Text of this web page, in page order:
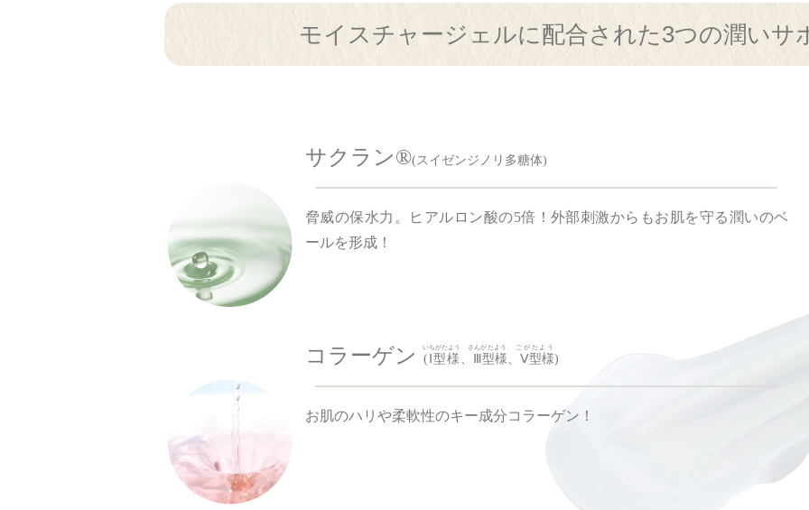
モイスチャージェルに配合された3つの潤いサ
サクラン®(スイゼンジノリ多糖体)
脅威の保水力。ヒアルロン酸の5倍！外部刺激からもお肌を守る潤いのベ
ールを形成！
コラーゲン (Ⅰ型様
いちがたよう
、Ⅲ型様
さんがたよう
、Ⅴ型様
ごがたよう
)
お肌のハリや柔軟性のキー成分コラーゲン！